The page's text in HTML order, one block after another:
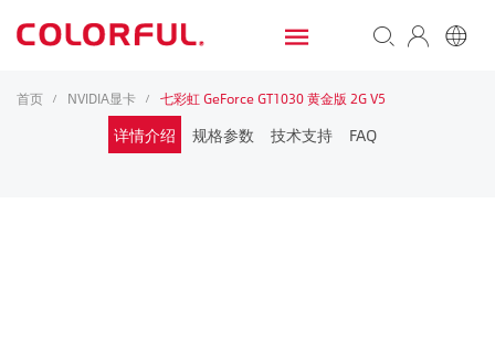
首页 / NVIDIA显卡 / 七彩虹 GeForce GT1030 黄金版 2G V5
详情介绍 规格参数 技术支持 FAQ